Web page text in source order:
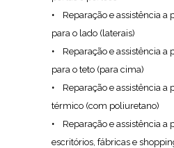
Reparação e assistência a
para o lado (laterais)
Reparação e assistência a
para o teto (para cima)
Reparação e assistência a
térmico (com poliuretano)
Reparação e assistência a
escritórios, fábricas e